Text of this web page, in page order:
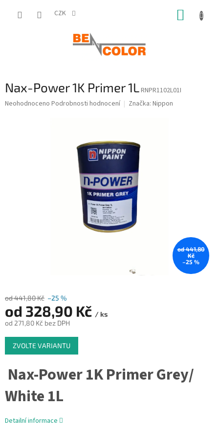
CZK
Nax-Power 1K Primer 1LRNPR1102L01I
Průměrné
Neohodnoceno Podrobnosti hodnocení Značka: Nippon
od 441,80
Kč
–25 %
od 441,80 Kč –25 %
od 328,90 Kč / ks
od 271,80 Kč bez DPH
Měrná
cena:
ZVOLTE VARIANTU
Nax-Power 1K Primer Grey/
White 1L
Detailní informace